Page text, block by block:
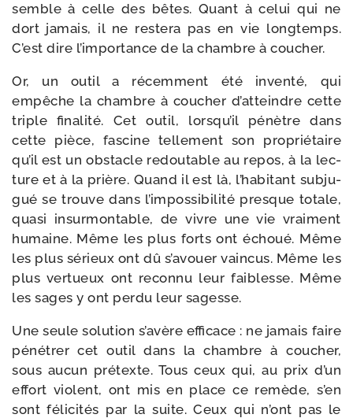
semble à celle des bêtes. Quant à celui qui ne
dort jamais, il ne res­te­ra pas en vie long­temps.
C’est dire l’importance de la chambre à coucher.
Or, un outil a récem­ment été inven­té, qui
empêche la chambre à cou­cher d’atteindre cette
triple fina­li­té. Cet outil, lorsqu’il pénètre dans
cette pièce, fas­cine tel­le­ment son pro­prié­taire
qu’il est un obs­tacle redou­table au repos, à la lec­
ture et à la prière. Quand il est là, l’habitant sub­ju­
gué se trouve dans l’impossibilité presque totale,
qua­si insur­mon­table, de vivre une vie vrai­ment
humaine. Même les plus forts ont échoué. Même
les plus sérieux ont dû s’avouer vain­cus. Même les
plus ver­tueux ont recon­nu leur fai­blesse. Même
les sages y ont per­du leur sagesse.
Une seule solu­tion s’avère effi­cace : ne jamais faire
péné­trer cet outil dans la chambre à cou­cher,
sous aucun pré­texte. Tous ceux qui, au prix d’un
effort violent, ont mis en place ce remède, s’en
sont féli­ci­tés par la suite. Ceux qui n’ont pas le